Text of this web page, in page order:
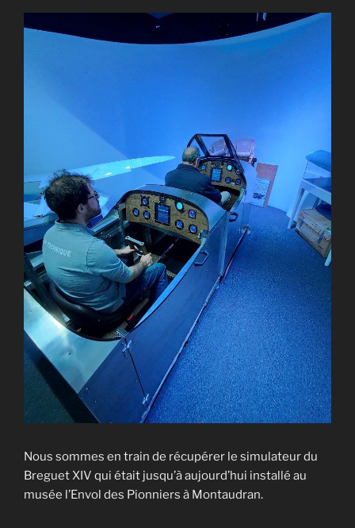
Nous sommes en train de récupérer le simulateur du
Breguet XIV qui était jusqu’à aujourd’hui installé au
musée l’Envol des Pionniers à Montaudran.